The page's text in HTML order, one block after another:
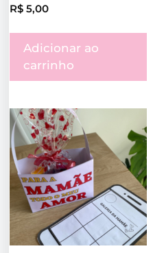
R$ 5,00
Adicionar ao
carrinho